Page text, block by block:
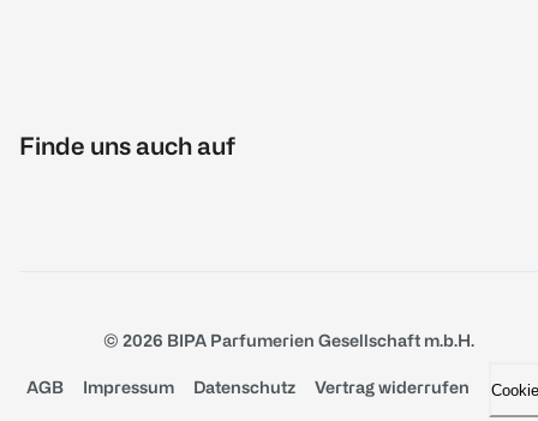
Finde uns auch auf
© 2026 BIPA Parfumerien Gesellschaft m.b.H.
AGB Impressum Datenschutz Vertrag widerrufen